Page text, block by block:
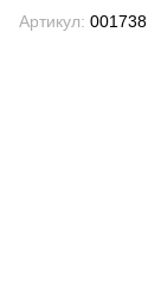
Артикул: 001738